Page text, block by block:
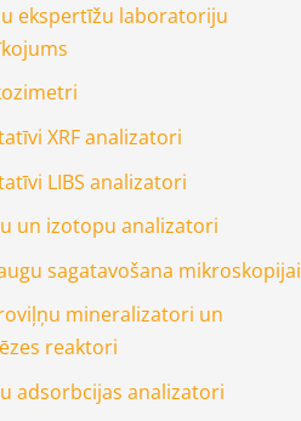
ekspertīžu laboratoriju
XRF analizatori
LIBS analizatori
un izotopu analizatori
sagatavošana mikroskopijai
mineralizatori un
reaktori
adsorbcijas analizatori